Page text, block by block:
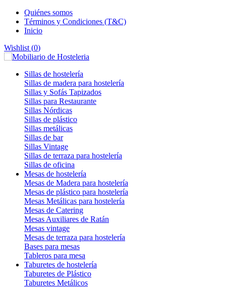
Quiénes somos
Términos y Condiciones (T&C)
Inicio
Wishlist (0)
Sillas de hostelería
Sillas de madera para hostelería
Sillas y Sofás Tapizados
Sillas para Restaurante
Sillas Nórdicas
Sillas de plástico
Sillas metálicas
Sillas de bar
Sillas Vintage
Sillas de terraza para hostelería
Sillas de oficina
Mesas de hostelería
Mesas de Madera para hostelería
Mesas de plástico para hostelería
Mesas Metálicas para hostelería
Mesas de Catering
Mesas Auxiliares de Ratán
Mesas vintage
Mesas de terraza para hostelería
Bases para mesas
Tableros para mesa
Taburetes de hostelería
Taburetes de Plástico
Taburetes Metálicos